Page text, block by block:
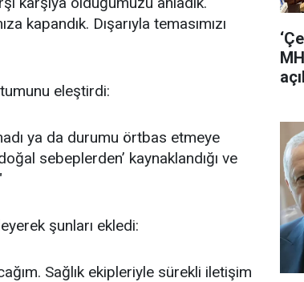
kapandık. Dışarıyla temasımızı
eleştirdi:
ya da durumu örtbas etmeye
sebeplerden’ kaynaklandığı ve
şunları ekledi:
Sağlık ekipleriyle sürekli iletişim